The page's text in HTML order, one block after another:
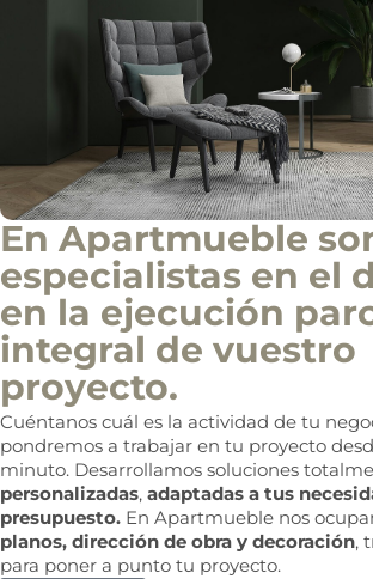
En Apartmueble
especialistas en el
en la ejecución
integral de vuestro
proyecto.
Cuéntanos cuál es la actividad de tu
pondremos a trabajar en tu proyecto
minuto. Desarrollamos soluciones
personalizadas, adaptadas a tus
presupuesto. En Apartmueble nos
planos, dirección de obra y decoración,
para poner a punto tu proyecto.